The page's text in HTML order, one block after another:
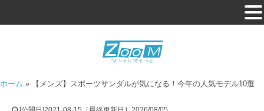
ホーム » 【メンズ】スポーツサンダルが気になる！今年の人気モデル10選